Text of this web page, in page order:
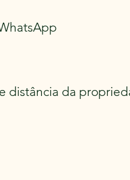
distância da